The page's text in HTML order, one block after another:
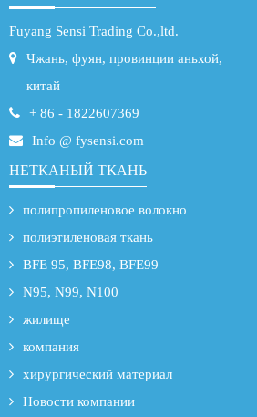
Fuyang Sensi Trading Co.,ltd.
Чжань, фуян, провинции аньхой,
китай
+ 86 - 1822607369
Info @ fysensi.com
НЕТКАНЫЙ ТКАНЬ
полипропиленовое волокно
полиэтиленовая ткань
BFE 95, BFE98, BFE99
N95, N99, N100
жилище
компания
хирургический материал
Новости компании